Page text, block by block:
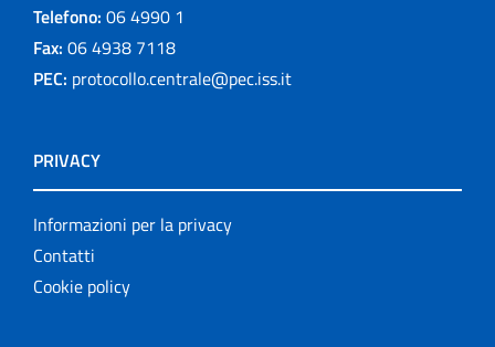
Telefono: 06 4990 1
Fax: 06 4938 7118
PEC: protocollo.centrale@pec.iss.it
PRIVACY
Informazioni per la privacy
Contatti
Cookie policy